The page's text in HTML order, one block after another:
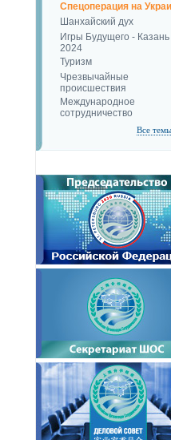
Спецоперация на
Шанхайский дух
Игры Будущего - Казань
2024
Туризм
Чрезвычайные
происшествия
Международное
сотрудничество
Все